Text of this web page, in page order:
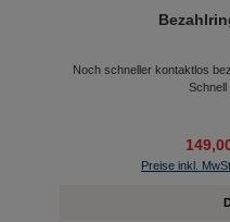
Noch schneller kontaktlos
Preise inkl.